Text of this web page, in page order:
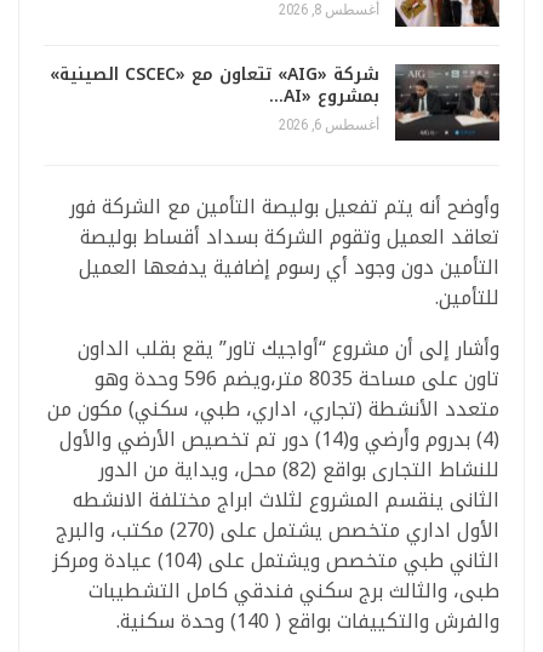
أغسطس 8, 2026
شركة «AIG» تتعاون مع «CSCEC الصينية»
بمشروع «AI…
أغسطس 6, 2026
وأوضح أنه يتم تفعيل بوليصة التأمين مع الشركة فور
تعاقد العميل وتقوم الشركة بسداد أقساط بوليصة
التأمين دون وجود أي رسوم إضافية يدفعها العميل
للتأمين.
وأشار إلى أن مشروع “أواجيك تاور” يقع بقلب الداون
تاون على مساحة 8035 متر،ويضم 596 وحدة وهو
متعدد الأنشطة (تجاري، اداري، طبي، سكني) مكون من
(4) بدروم وأرضي و(14) دور تم تخصيص الأرضي والأول
للنشاط التجارى بواقع (82) محل، ويداية من الدور
الثانى ينقسم المشروع لثلاث ابراج مختلفة الانشطه
الأول اداري متخصص يشتمل على (270) مكتب، والبرج
الثاني طبي متخصص ويشتمل على (104) عيادة ومركز
طبى، والثالث برج سكني فندقي كامل التشطيبات
والفرش والتكييفات بواقع ( 140) وحدة سكنية.